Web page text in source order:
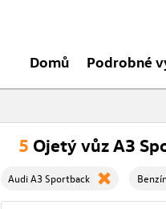
Domů Podrobné
5 Ojetý vůz A3
Audi A3 Sportback Benzín